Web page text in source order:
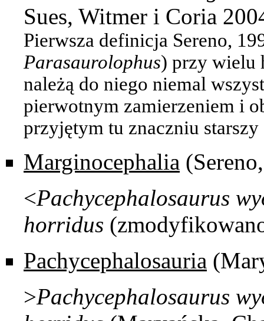
Sues, Witmer i Coria
Pierwsza definicja Sereno,
Parasaurolophus) przy wielu
należą do niego niemal
pierwotnym zamierzeniem i
przyjętym tu znaczniu
Marginocephalia
<Pachycephalosaurus
horridus
Pachycephalosauria
>Pachycephalosaurus